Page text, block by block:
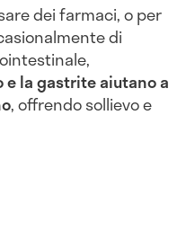
dei farmaci, o per
di
la gastrite aiutano a
, offrendo sollievo e